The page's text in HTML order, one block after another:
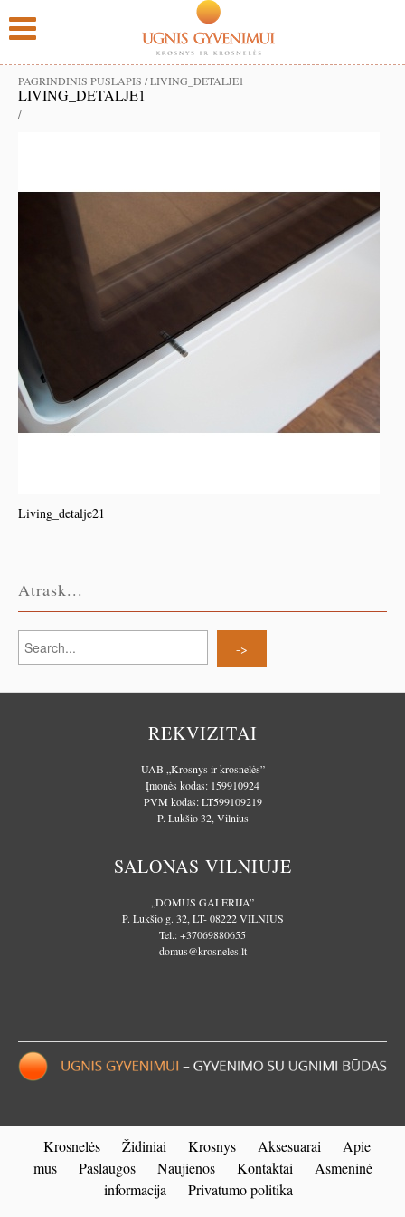
PAGRINDINIS PUSLAPIS /LIVING_DETALJE1
LIVING_DETALJE1
/
Living_detalje21
Atrask...
REKVIZITAI
UAB „Krosnys ir krosnelės”
Įmonės kodas: 159910924
PVM kodas: LT599109219
P. Lukšio 32, Vilnius
SALONAS VILNIUJE
„DOMUS GALERIJA”
P. Lukšio g. 32, LT- 08222 VILNIUS
Tel.:+37069880655
domus@krosneles.lt
Krosnelės Židiniai Krosnys Aksesuarai
Apie
mus
Paslaugos Naujienos Kontaktai
Asmeninė
informacija
Privatumo politika